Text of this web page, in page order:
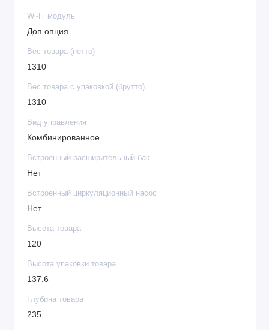
Wi-Fi модуль
Доп.опция
Вес товара (нетто)
1310
Вес товара с упаковкой (брутто)
1310
Вид управления
Комбинированное
Встроенный расширительный бак
Нет
Встроенный циркуляционный насос
Нет
Высота товара
120
Высота упаковки товара
137.6
Глубина товара
235